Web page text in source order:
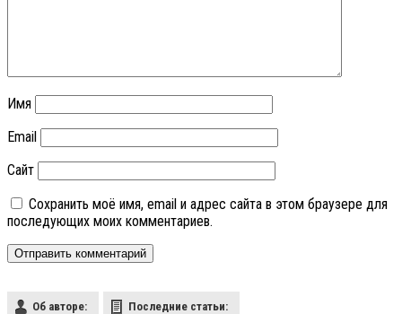
Имя
Email
Сайт
Сохранить моё имя, email и адрес сайта в этом браузере для
последующих моих комментариев.
Об авторе: Последние статьи: